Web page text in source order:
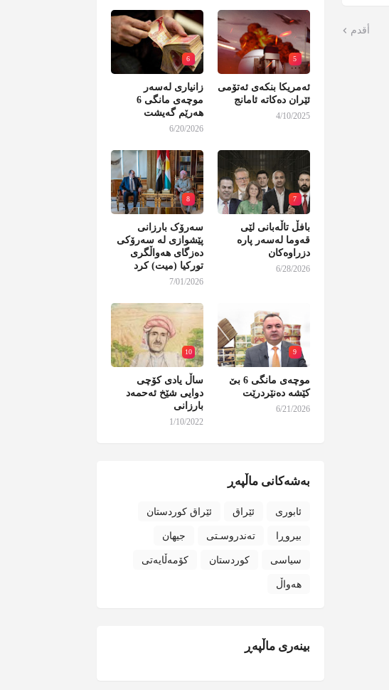
أقدم
5
ئەمریکا بنکەی ئەتۆمی
ئێران دەکاتە ئامانج
4/10/2025
6
زانیاری لەسەر
موچەی مانگی 6
هەرێم گەیشت
6/20/2026
7
بافڵ تاڵەبانی لێی
قەوما لەسەر پارە
دزراوەکان
6/28/2026
8
سەرۆک بارزانی
پێشوازی لە سەرۆکی
دەزگای هەواڵگری
تورکیا (میت) کرد
7/01/2026
9
موچەی مانگی 6 بێ
کێشە دەنێردرێت
6/21/2026
10
ساڵ یادی کۆچی
دوایی شێخ ئەحمەد
بارزانی
1/10/2022
بەشەکانی ماڵپەڕ
ئابوری ئێراق ئێراق کوردستان
بیروڕا تەندروسـتی جیهان
سیاسی کوردستان کۆمەڵایەتی
هەواڵ
بینەری ماڵپەڕ